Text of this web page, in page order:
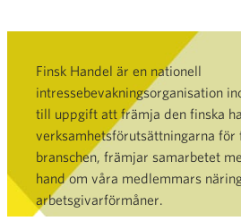
Finsk Handel är en nationell
intressebevakningsorganisation
till uppgift att främja den finska
verksamhetsförutsättningarna för
branschen, främjar samarbetet
hand om våra medlemmars
arbetsgivarförmåner.